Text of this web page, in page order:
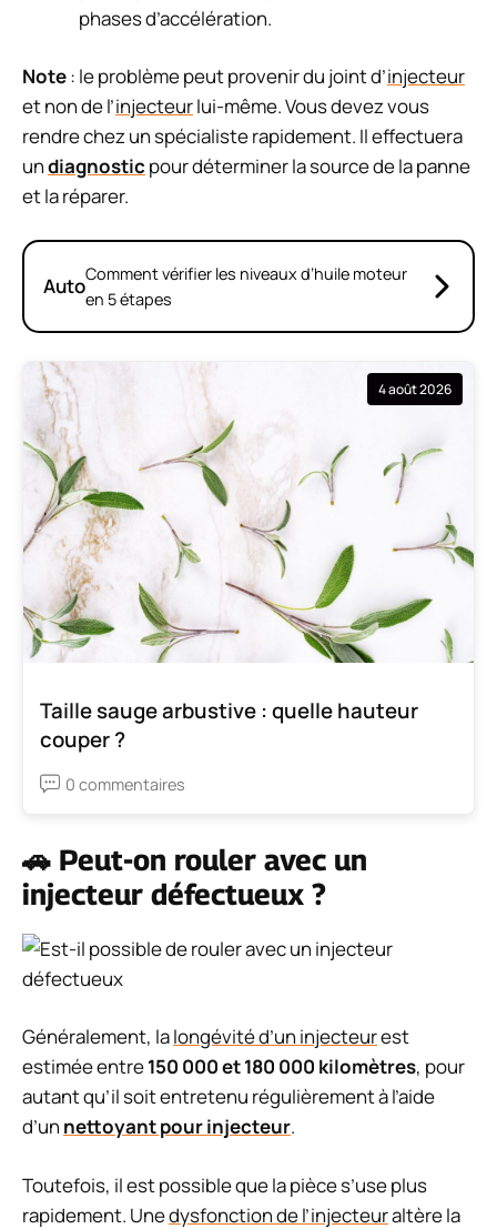
phases d’accélération.
Note: le problème peut provenir du joint d’injecteur
et non de l’injecteurlui-même. Vous devez vous
rendre chez un spécialiste rapidement. Il effectuera
undiagnostic pour déterminer la source de la panne
et la réparer.
AutoComment vérifier les niveaux d’huile moteur
en 5 étapes
4 août 2026
Taille sauge arbustive : quelle hauteur
couper ?
0 commentaires
🚗 Peut-on rouler avec un
injecteur défectueux ?
Généralement, lalongévité d’un injecteurest
estimée entre150 000 et 180 000 kilomètres, pour
autant qu’il soit entretenu régulièrement à l’aide
d’un nettoyant pour injecteur.
Toutefois, il est possible que la pièce s’use plus
rapidement. Unedysfonction de l’injecteuraltère la